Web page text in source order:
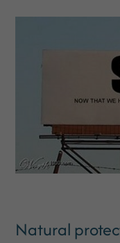
Natural